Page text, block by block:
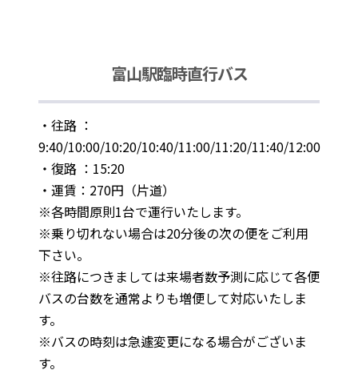
富山駅臨時直行バス
・往路 ：
9:40/10:00/10:20/10:40/11:00/11:20/11:40/12:00
・復路 ：15:20
・運賃：270円（片道）
※各時間原則1台で運行いたします。
※乗り切れない場合は20分後の次の便をご利用
下さい。
※往路につきましては来場者数予測に応じて各便
バスの台数を通常よりも増便して対応いたしま
す。
※バスの時刻は急遽変更になる場合がございま
す。